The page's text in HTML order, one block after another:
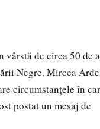
de circa 50 de
Negre. Mircea
circumstanțele în
postat un mesaj de